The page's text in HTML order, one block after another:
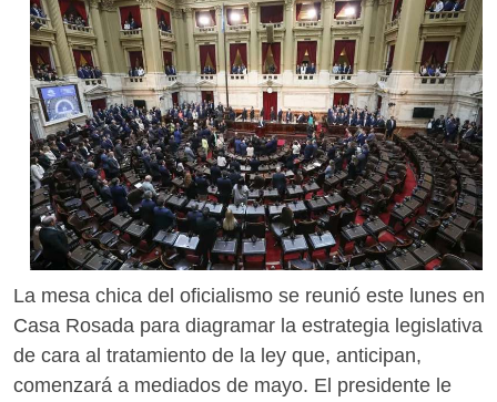
La mesa chica del oficialismo se reunió este lunes en
Casa Rosada para diagramar la estrategia legislativa
de cara al tratamiento de la ley que, anticipan,
comenzará a mediados de mayo. El presidente le